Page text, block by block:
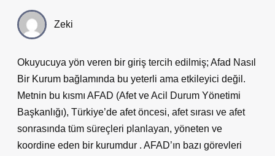
Zeki
Okuyucuya yön veren bir giriş tercih edilmiş; Afad Nasıl
Bir Kurum bağlamında bu yeterli ama etkileyici değil.
Metnin bu kısmı AFAD (Afet ve Acil Durum Yönetimi
Başkanlığı), Türkiye’de afet öncesi, afet sırası ve afet
sonrasında tüm süreçleri planlayan, yöneten ve
koordine eden bir kurumdur . AFAD’ın bazı görevleri